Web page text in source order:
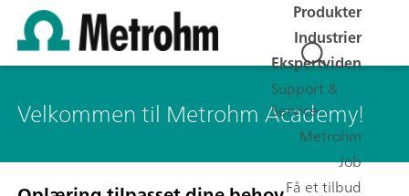
Produkter
Industrier
Ekspertviden
Support &
Service
Metrohm
Job
Få et tilbud
Velkommen til Metrohm Academy!